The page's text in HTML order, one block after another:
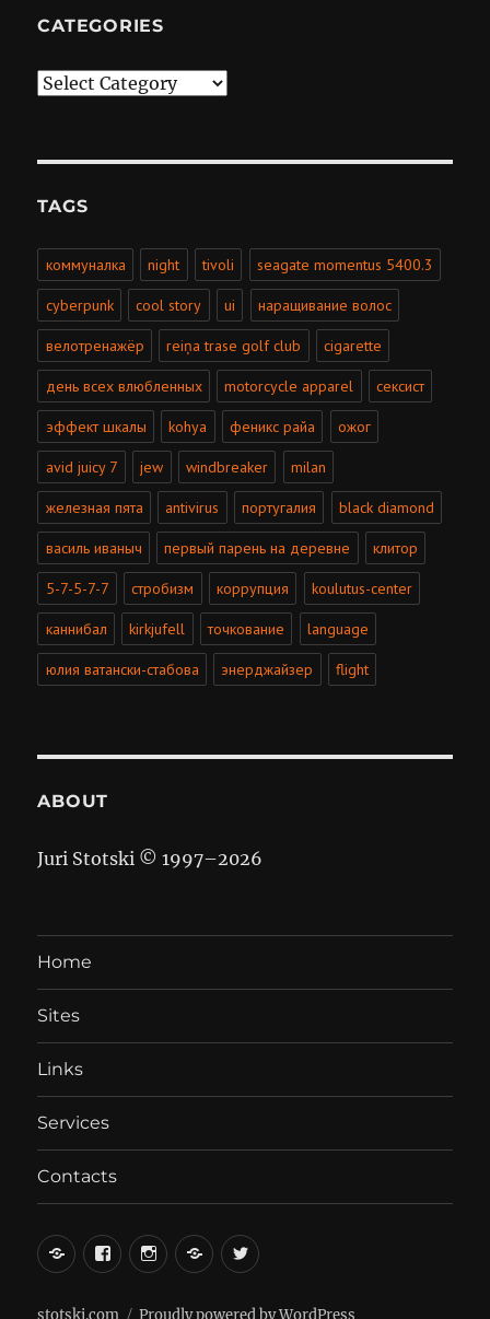
CATEGORIES
Categories
TAGS
коммуналка night tivoli seagate momentus 5400.3
cyberpunk cool story ui наращивание волос
велотренажёр reiņa trase golf club cigarette
день всех влюбленных motorcycle apparel сексист
эффект шкалы kohya феникс райа ожог
avid juicy 7 jew windbreaker milan
железная пята antivirus португалия black diamond
василь иваныч первый парень на деревне клитор
5-7-5-7-7 стробизм коррупция koulutus-center
каннибал kirkjufell точкование language
юлия ватански-стабова энерджайзер flight
ABOUT
Juri Stotski © 1997–2026
Home
Sites
Links
Services
Contacts
вКонтакте
FacebookInstagramLiveJournal
Twitter
stotski.com Proudly powered by WordPress